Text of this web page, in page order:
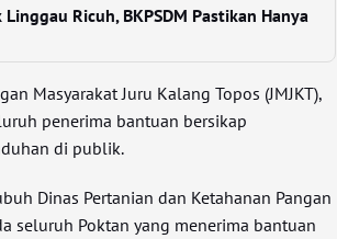
Ricuh, BKPSDM Pastikan Hanya
Masyarakat Juru Kalang Topos (JMJKT),
penerima bantuan bersikap
di publik.
Dinas Pertanian dan Ketahanan Pangan
seluruh Poktan yang menerima bantuan